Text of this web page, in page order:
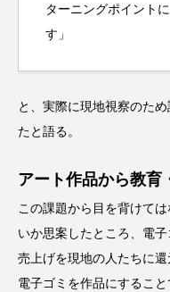
ターニングポイント
す」
と、実際に現地視察のた
たと語る。
アート作品から教育
この課題から目を背けて
いか思案したところ、電
売上げを現地の人たちに還
電子ゴミを作品にするこ